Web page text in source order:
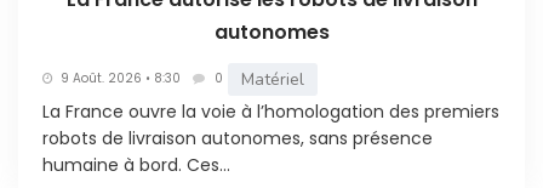
autonomes
9 Août. 2026 • 8:30 0 Matériel
La France ouvre la voie à l’homologation des premiers
robots de livraison autonomes, sans présence
humaine à bord. Ces...